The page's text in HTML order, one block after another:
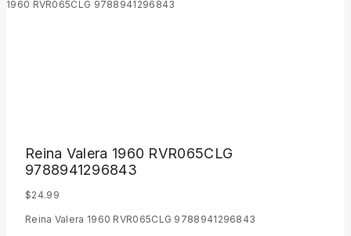
1960 RVR065CLG 9788941296843
Reina Valera 1960 RVR065CLG
9788941296843
$24.99
Reina Valera 1960 RVR065CLG 9788941296843